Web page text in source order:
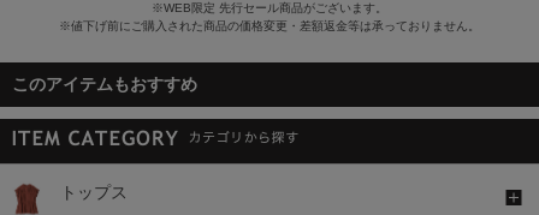
※WEB限定 先行セール商品がございます。
※値下げ前にご購入された商品の価格変更・差額返金等は承っておりません。
このアイテムもおすすめ
トップス